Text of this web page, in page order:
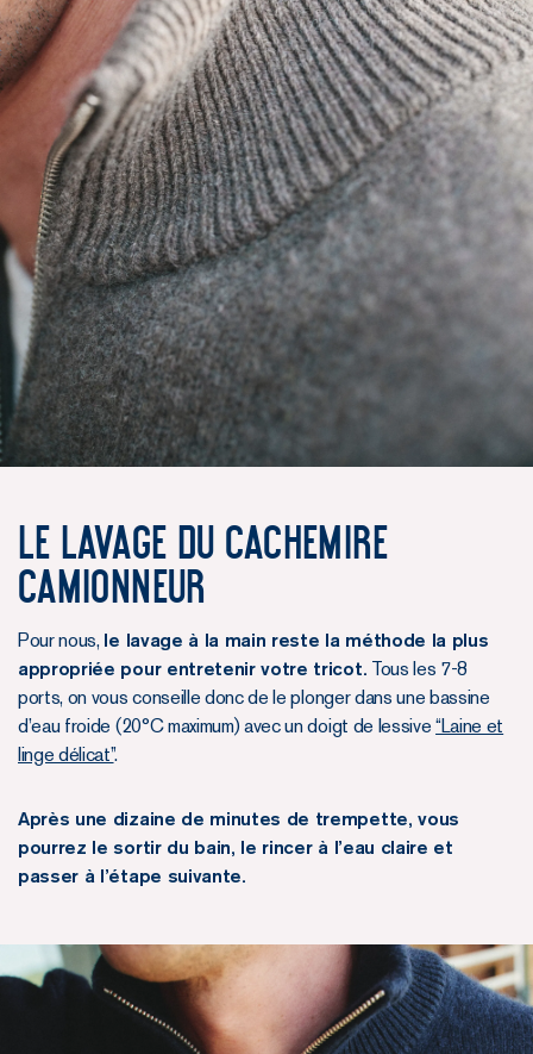
Le lavage du Cachemire
Camionneur
Pour nous, le lavage à la main reste la méthode la plus
appropriée pour entretenir votre tricot. Tous les 7-8
ports, on vous conseille donc de le plonger dans une bassine
d’eau froide (20°C maximum) avec un doigt de lessive“Laine et
linge délicat”.
Après une dizaine de minutes de trempette, vous
pourrez le sortir du bain, le rincer à l’eau claire et
passer à l’étape suivante.